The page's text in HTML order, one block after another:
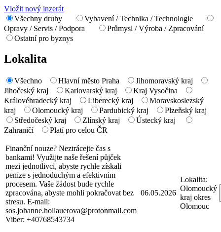
Vložit nový inzerát
Všechny druhy
Vybavení / Technika / Technologie
Opravy / Servis / Podpora
Průmysl / Výroba / Zpracování
Ostatní pro byznys
Lokalita
Všechno Hlavní město Praha
Jihomoravský kraj
Jihočeský kraj
Karlovarský kraj
Kraj Vysočina
Královéhradecký kraj
Liberecký kraj
Moravskoslezský
kraj
Olomoucký kraj Pardubický kraj
Plzeňský kraj
Středočeský kraj
Zlínský kraj
Ústecký kraj
Zahraničí
Platí pro celou ČR
Finanční nouze? Neztrácejte čas s
bankami! Využijte naše řešení půjček
mezi jednotlivci, abyste rychle získali
peníze s jednoduchým a efektivním
procesem. Vaše žádost bude rychle
zpracována, abyste mohli pokračovat bez
stresu. E-mail:
sos.johanne.hollauerova@protonmail.com
Viber: +40768543734
06.05.2026
Lokalita:
Olomoucký
kraj okres
Olomouc